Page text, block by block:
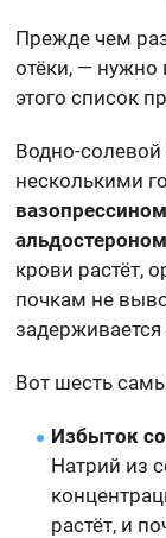
Прежде чем
отёки, — нужно
этого список
Водно-солевой
несколькими
вазопрессином
альдостероном
крови растёт,
почкам не
задерживается
Вот шесть
Избыток
Натрий из
растёт, и